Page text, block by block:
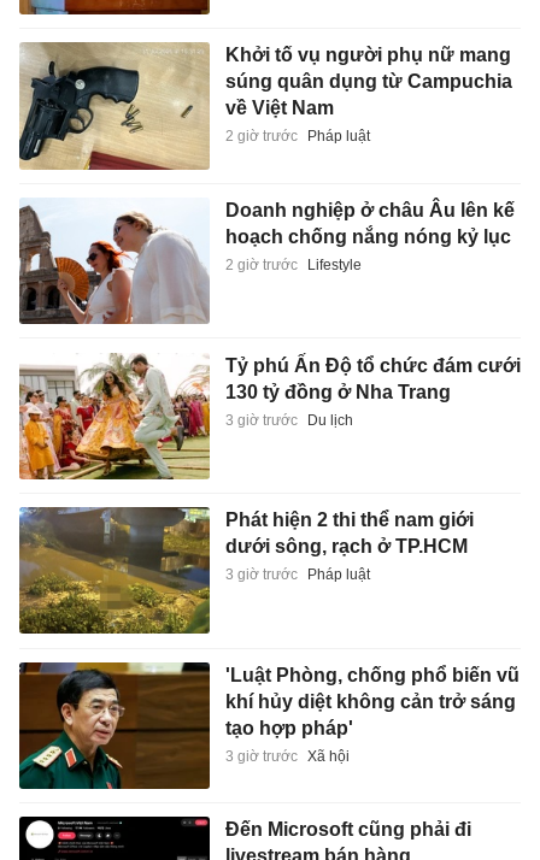
Khởi tố vụ người phụ nữ mang
súng quân dụng từ Campuchia
về Việt Nam
2 giờ trước Pháp luật
Doanh nghiệp ở châu Âu lên kế
hoạch chống nắng nóng kỷ lục
2 giờ trước Lifestyle
Tỷ phú Ấn Độ tổ chức đám cưới
130 tỷ đồng ở Nha Trang
3 giờ trước Du lịch
Phát hiện 2 thi thể nam giới
dưới sông, rạch ở TP.HCM
3 giờ trước Pháp luật
'Luật Phòng, chống phổ biến vũ
khí hủy diệt không cản trở sáng
tạo hợp pháp'
3 giờ trước Xã hội
Đến Microsoft cũng phải đi